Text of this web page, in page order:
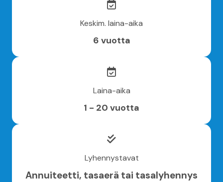
Keskim. laina-aika
6 vuotta
Laina-aika
1 - 20 vuotta
Lyhennystavat
Annuiteetti, tasaerä tai tasalyhennys